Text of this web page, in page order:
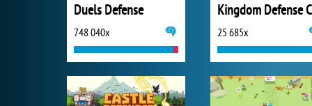
Duels Defense
748 040x 25 685x